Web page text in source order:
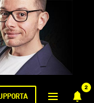
2